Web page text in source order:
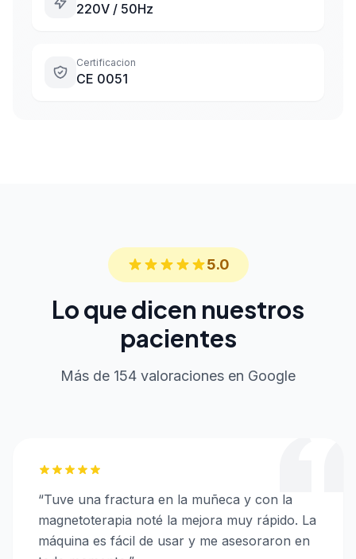
220V / 50Hz
Certificacion
CE 0051
5.0
Lo que dicen nuestros
pacientes
Más de 154 valoraciones en Google
“Tuve una fractura en la muñeca y con la
magnetoterapia noté la mejora muy rápido. La
máquina es fácil de usar y me asesoraron en